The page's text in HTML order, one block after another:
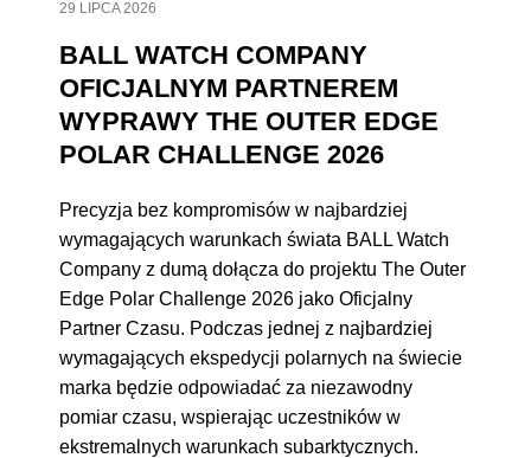
29 LIPCA 2026
BALL WATCH COMPANY
OFICJALNYM PARTNEREM
WYPRAWY THE OUTER EDGE
POLAR CHALLENGE 2026
Precyzja bez kompromisów w najbardziej
wymagających warunkach świata BALL Watch
Company z dumą dołącza do projektu The Outer
Edge Polar Challenge 2026 jako Oficjalny
Partner Czasu. Podczas jednej z najbardziej
wymagających ekspedycji polarnych na świecie
marka będzie odpowiadać za niezawodny
pomiar czasu, wspierając uczestników w
ekstremalnych warunkach subarktycznych.